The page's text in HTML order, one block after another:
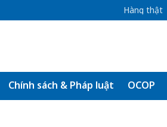
Hàng thật
Chính sách & Pháp luật OCOP